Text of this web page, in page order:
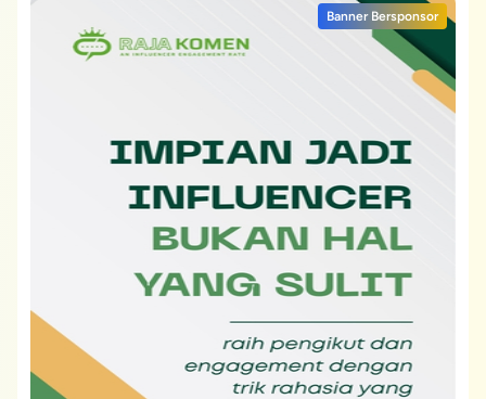
Banner Bersponsor